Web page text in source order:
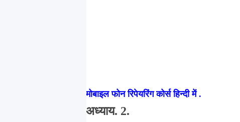
मोबाइल फोन रिपेयरिंग कोर्स हिन्दी में .
अध्याय. 2.